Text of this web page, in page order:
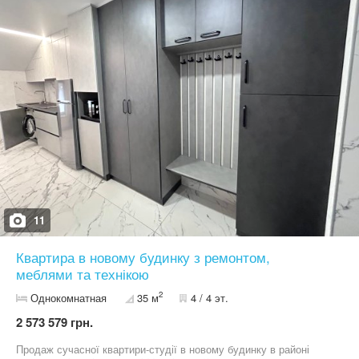
планування; * квартира повністю укомплектована меблями та
технікою — залишається все необхідне для комфортного
проживання. Локація — одна з головних переваг цієї квартири. У
самому центрі міста поруч є все, що потрібно для щоденного
життя: магазини, школи, дитячі садки, кафе, зупинки
громадського транспорту, парки та вся необхідна
інфраструктура. Це чудовий варіант як для власного
проживання, так і для інвестиції — квартира в центрі завжди
користується високим попитом. Телефонуйте, щоб домовитися
про перегляд. Ця квартира варта вашої уваги Телефони для
запису на перегляд: 063 360 01 06 068 360 01 06
11
Квартира в новому будинку з ремонтом,
меблями та технікою
Однокомнатная 35 м2 4 / 4 эт.
2 573 579 грн.
Продаж сучасної квартири-студії в новому будинку в районі